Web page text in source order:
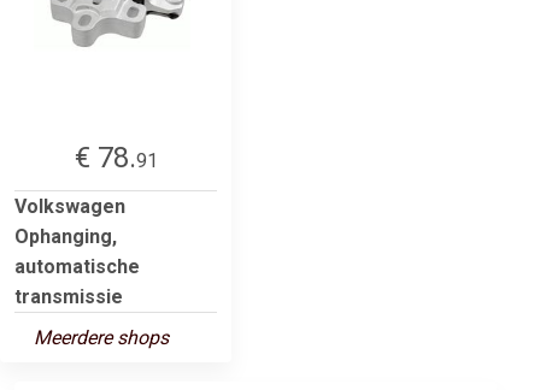
€ 78.91
Volkswagen
Ophanging,
automatische
transmissie
Meerdere shops